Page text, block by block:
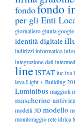
fondofondo
per gli Enti
giornaliero giunta google
identità digitale
indirizziinformatico
integrazione dati
line ISTATiuciva
levaLight + Building
Luminibusmaggioli
mascherine
modelli 3Dmodello
monitoraggio rete idrica